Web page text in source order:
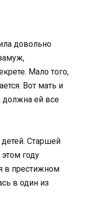
довольно
Мало того,
Вот мать и
должна ей все
Старшей
году
в престижном
в один из